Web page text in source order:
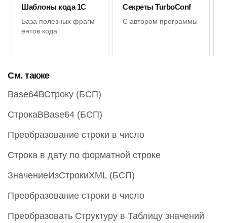
Шаблоны кода 1С
База полезных фрагм
ентов кода
Секреты TurboConf
С автором программы
См. также
Base64ВСтроку (БСП)
СтрокаВBase64 (БСП)
Преобразование строки в число
Строка в дату по форматной строке
ЗначениеИзСтрокиXML (БСП)
Преобразование строки в число
Преобразовать Структуру в Таблицу значений